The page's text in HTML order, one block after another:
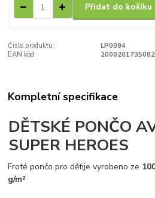
Přidat do košíku
Číslo produktu:
LP0094
EAN kód:
2000201735082
Kompletní specifikace
DĚTSKÉ PONČO
SUPER HEROES
Froté pončo pro dětije vyrobeno ze
g/m²